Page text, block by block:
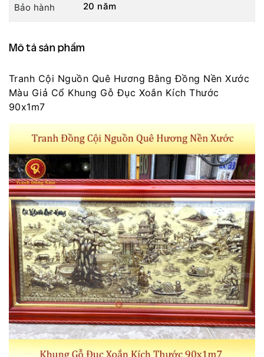
Bảo hành 20 năm
Mô tả sản phẩm
Tranh Cội Nguồn Quê Hương Bằng Đồng Nền Xước
Màu Giả Cổ Khung Gỗ Đục Xoắn Kích Thước
90x1m7